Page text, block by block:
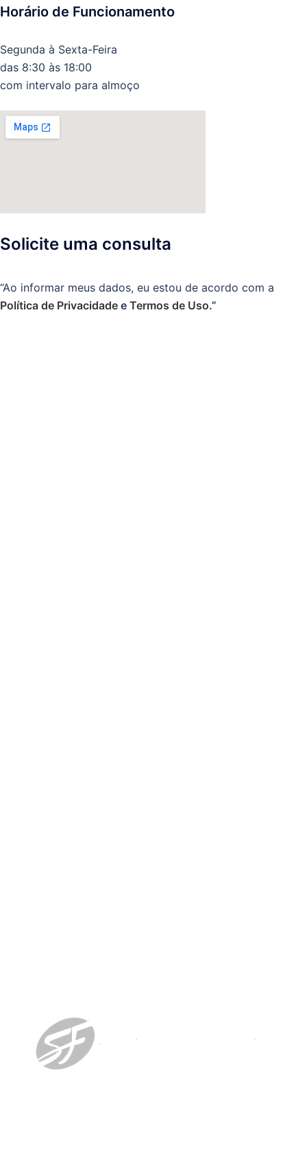
Horário de Funcionamento
Segunda à Sexta-Feira
das 8:30 às 18:00
com intervalo para almoço
Solicite uma consulta
“Ao informar meus dados, eu estou de acordo com a
Política de Privacidade e Termos de Uso.”